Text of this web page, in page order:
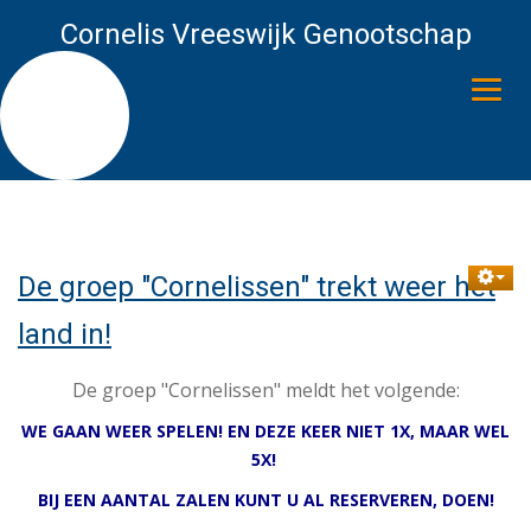
Cornelis Vreeswijk Genootschap
BIOGRAFIE
DISCOGRAFIE
UITGAVEN VAN HET CVG
De groep "Cornelissen" trekt weer het
land in!
De groep "Cornelissen" meldt het volgende:
WE GAAN WEER SPELEN! EN DEZE KEER NIET 1X, MAAR WEL
5X!
BIJ EEN AANTAL ZALEN KUNT U AL RESERVEREN, DOEN!